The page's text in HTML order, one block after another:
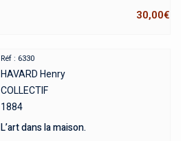
30,00€
Réf : 6330
HAVARD Henry
COLLECTIF
1884
L’art dans la maison.